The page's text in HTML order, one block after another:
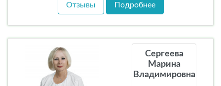
Отзывы Подробнее
Сергеева
Марина
Владимировна